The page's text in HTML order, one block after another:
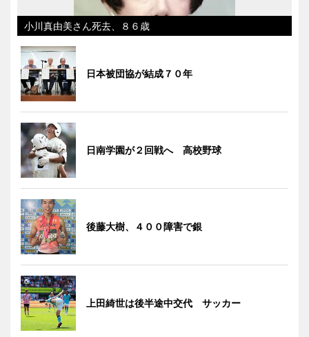
小川真由美さん死去、８６歳
日本被団協が結成７０年
日南学園が２回戦へ 高校野球
後藤大樹、４００障害で銀
上田綺世は後半途中交代 サッカー